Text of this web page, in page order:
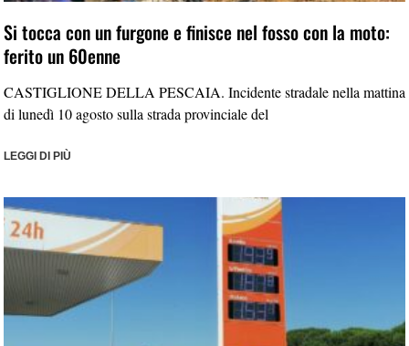
Si tocca con un furgone e finisce nel fosso con la moto:
ferito un 60enne
CASTIGLIONE DELLA PESCAIA. Incidente stradale nella mattina
di lunedì 10 agosto sulla strada provinciale del
LEGGI DI PIÙ